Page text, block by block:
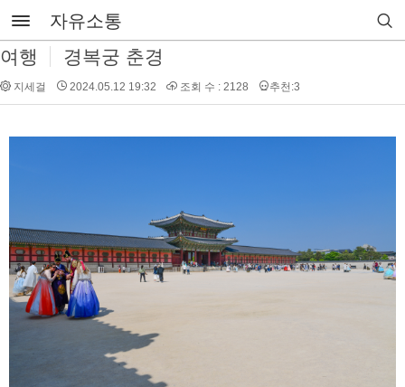
자유소통
여행 경복궁 춘경
지세걸 2024.05.12 19:32 조회 수 : 2128 추천:3